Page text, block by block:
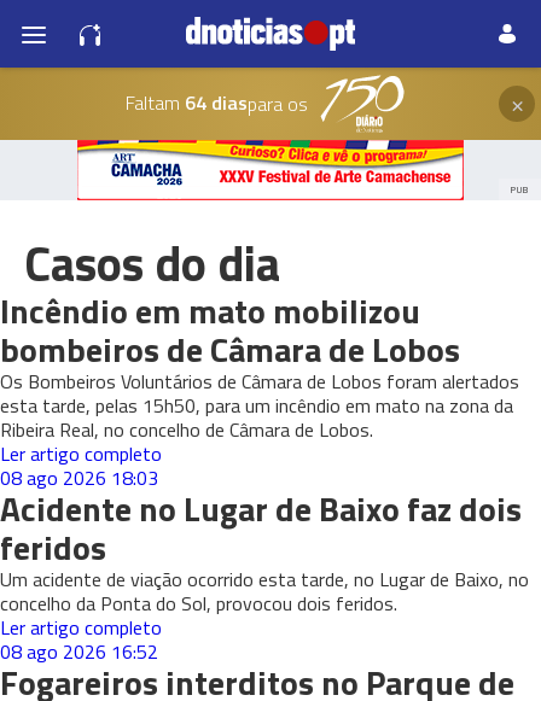
Faltam 64 diaspara os ×
PUB
Casos do dia
Incêndio em mato mobilizou
bombeiros de Câmara de Lobos
Os Bombeiros Voluntários de Câmara de Lobos foram alertados
esta tarde, pelas 15h50, para um incêndio em mato na zona da
Ribeira Real, no concelho de Câmara de Lobos.
Ler artigo completo
08 ago 2026 18:03
Acidente no Lugar de Baixo faz dois
feridos
Um acidente de viação ocorrido esta tarde, no Lugar de Baixo, no
concelho da Ponta do Sol, provocou dois feridos.
Ler artigo completo
08 ago 2026 16:52
Fogareiros interditos no Parque de